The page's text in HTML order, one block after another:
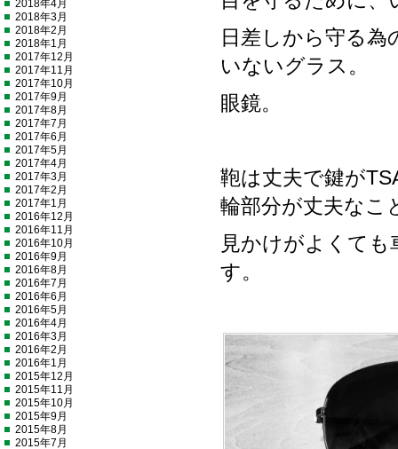
日差しから守る
いないグラス。
眼鏡。
鞄は丈夫で鍵が
輪部分が丈夫なこ
見かけがよくて
す。
2018年4月
2018年3月
2018年2月
2018年1月
2017年12月
2017年11月
2017年10月
2017年9月
2017年8月
2017年7月
2017年6月
2017年5月
2017年4月
2017年3月
2017年2月
2017年1月
2016年12月
2016年11月
2016年10月
2016年9月
2016年8月
2016年7月
2016年6月
2016年5月
2016年4月
2016年3月
2016年2月
2016年1月
2015年12月
2015年11月
2015年10月
2015年9月
2015年8月
2015年7月